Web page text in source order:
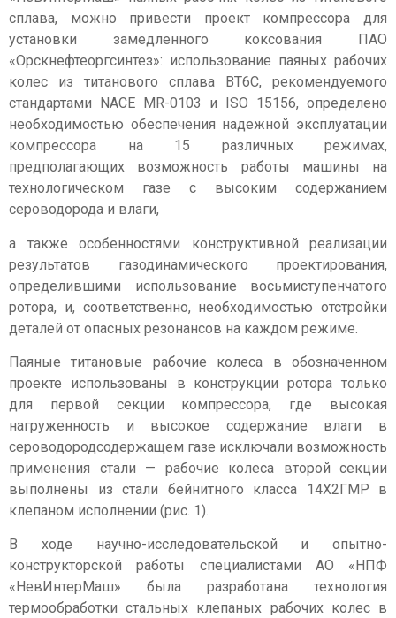
сплава, можно привести проект компрессора для
установки замедленного коксования ПАО
«Орскнефтеоргсинтез»: использование паяных рабочих
колес из титанового сплава ВТ6С, рекомендуемого
стандартами NACE MR-0103 и ISO 15156, определено
необходимостью обеспечения надежной эксплуатации
компрессора на 15 различных режимах,
предполагающих возможность работы машины на
технологическом газе с высоким содержанием
сероводорода и влаги,
а также особенностями конструктивной реализации
результатов газодинамического проектирования,
определившими использование восьмиступенчатого
ротора, и, соответственно, необходимостью отстройки
деталей от опасных резонансов на каждом режиме.
Паяные титановые рабочие колеса в обозначенном
проекте использованы в конструкции ротора только
для первой секции компрессора, где высокая
нагруженность и высокое содержание влаги в
сероводородсодержащем газе исключали возможность
применения стали — рабочие колеса второй секции
выполнены из стали бейнитного класса 14Х2ГМР в
клепаном исполнении (рис. 1).
В ходе научно-исследовательской и опытно-
конструкторской работы специалистами АО «НПФ
«НевИнтерМаш» была разработана технология
термообработки стальных клепаных рабочих колес в